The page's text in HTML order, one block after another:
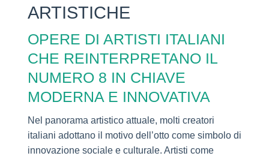
ARTISTICHE
OPERE DI ARTISTI ITALIANI
CHE REINTERPRETANO IL
NUMERO 8 IN CHIAVE
MODERNA E INNOVATIVA
Nel panorama artistico attuale, molti creatori
italiani adottano il motivo dell’otto come simbolo di
innovazione sociale e culturale. Artisti come